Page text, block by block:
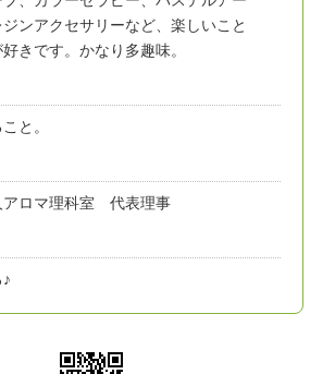
ジンアクセサリーなど、楽しいこと
きです。かなり多趣味。
と。
アロマ理科室 代表理事